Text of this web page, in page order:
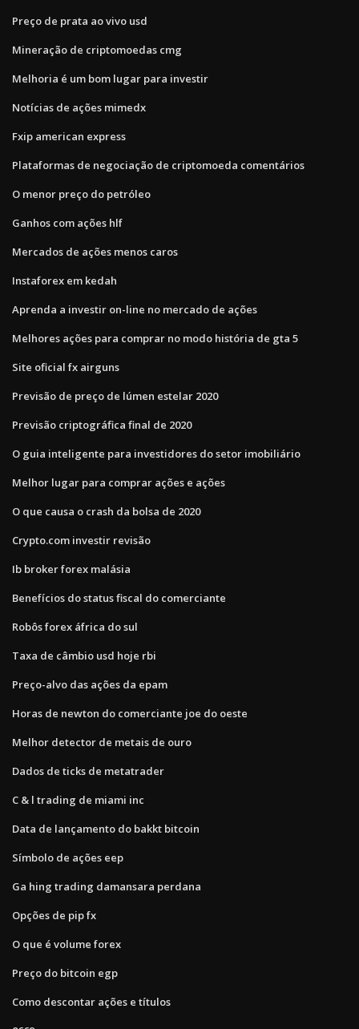
Preço de prata ao vivo usd
Mineração de criptomoedas cmg
Melhoria é um bom lugar para investir
Notícias de ações mimedx
Fxip american express
Plataformas de negociação de criptomoeda comentários
O menor preço do petróleo
Ganhos com ações hlf
Mercados de ações menos caros
Instaforex em kedah
Aprenda a investir on-line no mercado de ações
Melhores ações para comprar no modo história de gta 5
Site oficial fx airguns
Previsão de preço de lúmen estelar 2020
Previsão criptográfica final de 2020
O guia inteligente para investidores do setor imobiliário
Melhor lugar para comprar ações e ações
O que causa o crash da bolsa de 2020
Crypto.com investir revisão
Ib broker forex malásia
Benefícios do status fiscal do comerciante
Robôs forex áfrica do sul
Taxa de câmbio usd hoje rbi
Preço-alvo das ações da epam
Horas de newton do comerciante joe do oeste
Melhor detector de metais de ouro
Dados de ticks de metatrader
C & l trading de miami inc
Data de lançamento do bakkt bitcoin
Símbolo de ações eep
Ga hing trading damansara perdana
Opções de pip fx
O que é volume forex
Preço do bitcoin egp
Como descontar ações e títulos